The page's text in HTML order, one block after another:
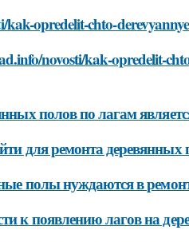
opredelit-chto-
novosti/kak-opredelit-
полов по лагам
для ремонта деревянных
полы нуждаются в
к появлению лагов на